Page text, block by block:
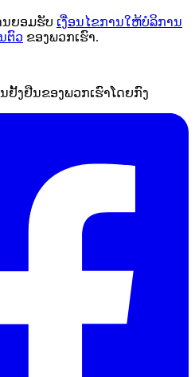
ຍອມຮັບ ເງື່ອນໄຂການໃຫ້ບໍລິການ
ຕົວ ຂອງພວກເຮົາ.
ຢັ້ງຢືນຂອງພວກເຮົາໂດຍກົງ